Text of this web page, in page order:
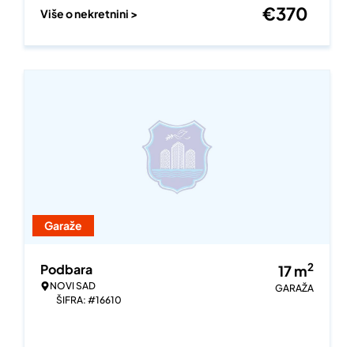
Više o nekretnini > €370
Garaže
Podbara
NOVI SAD
ŠIFRA: #16610
17m2
GARAŽA